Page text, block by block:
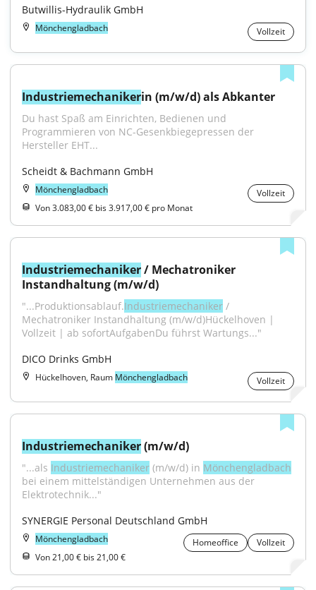
Butwillis-Hydraulik GmbH
Mönchengladbach Vollzeit
Industriemechanikerin (m/w/d) als Abkanter
Du hast Spaß am Einrichten, Bedienen und
Programmieren von NC-Gesenkbiegepressen der
Hersteller EHT...
Scheidt & Bachmann GmbH
Mönchengladbach
Vollzeit
Von 3.083,00 € bis 3.917,00 € pro Monat
Industriemechaniker / Mechatroniker
Instandhaltung (m/w/d)
"...Produktionsablauf.Industriemechaniker /
Mechatroniker Instandhaltung (m/w/d)Hückelhoven |
Vollzeit | ab sofortAufgabenDu führst Wartungs..."
DICO Drinks GmbH
Hückelhoven, Raum Mönchengladbach Vollzeit
Industriemechaniker (m/w/d)
"...als Industriemechaniker (m/w/d) in Mönchengladbach
bei einem mittelständigen Unternehmen aus der
Elektrotechnik..."
SYNERGIE Personal Deutschland GmbH
Mönchengladbach Homeoffice
Vollzeit
Von 21,00 € bis 21,00 €